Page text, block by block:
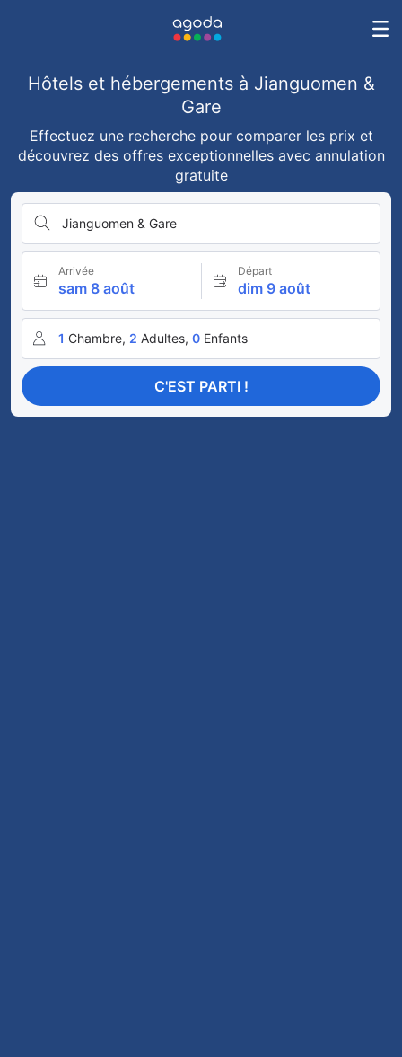
Hôtels et hébergements à Jianguomen &
Gare
Effectuez une recherche pour comparer les prix et
découvrez des offres exceptionnelles avec annulation
gratuite
Jianguomen & Gare
Arrivée
sam 8 août
Départ
dim 9 août
1 Chambre, 2 Adultes, 0 Enfants
C'EST PARTI !